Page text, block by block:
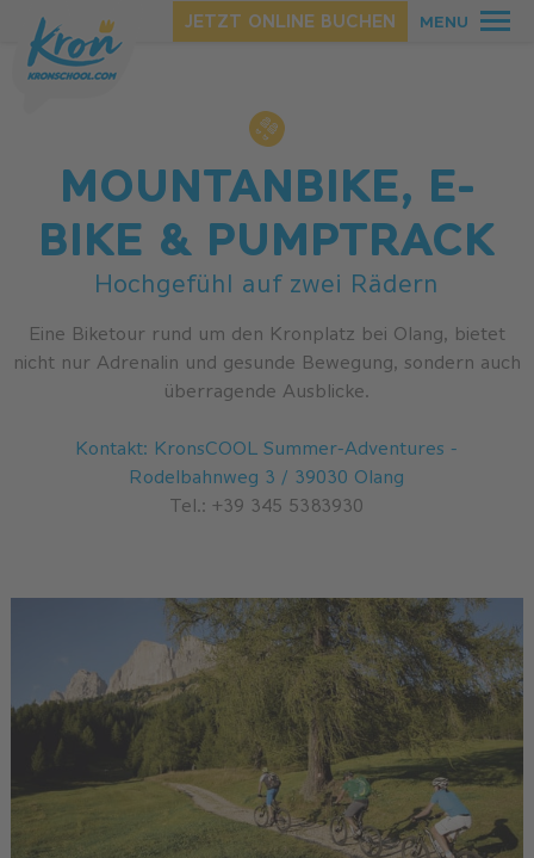
Bike
JETZT ONLINE BUCHEN MENU
SOMMER
WINTER
MOUNTANBIKE, E-
BIKE & PUMPTRACK
Hochgefühl auf zwei Rädern
Eine Biketour rund um den Kronplatz bei Olang, bietet
nicht nur Adrenalin und gesunde Bewegung, sondern auch
überragende Ausblicke.
Kontakt: KronsCOOL Summer-Adventures -
Rodelbahnweg 3 / 39030 Olang
Tel.: +39 345 5383930